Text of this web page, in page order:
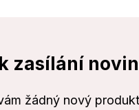
zasílání
žádný nový